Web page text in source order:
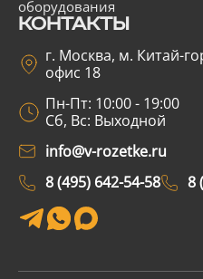
оборудования
КОНТАКТЫ
г. Москва, м. Китай-
офис 18
Пн-Пт: 10:00 - 19:00
Сб, Вс: Выходной
info@v-rozetke.ru
8 (495) 642-54-58
8